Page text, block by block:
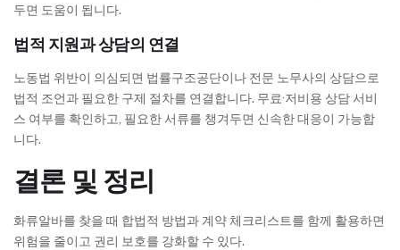
두면 도움이 됩니다.
법적 지원과 상담의 연결
노동법 위반이 의심되면 법률구조공단이나 전문 노무사의 상담으로
법적 조언과 필요한 구제 절차를 연결합니다. 무료·저비용 상담 서비
스 여부를 확인하고, 필요한 서류를 챙겨두면 신속한 대응이 가능합
니다.
결론 및 정리
화류알바를 찾을 때 합법적 방법과 계약 체크리스트를 함께 활용하면
위험을 줄이고 권리 보호를 강화할 수 있다.